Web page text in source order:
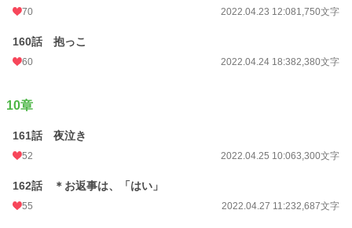
70 2022.04.23 12:081,750文字
160話 抱っこ
60 2022.04.24 18:382,380文字
10章
161話 夜泣き
52 2022.04.25 10:063,300文字
162話 ＊お返事は、「はい」
55 2022.04.27 11:232,687文字